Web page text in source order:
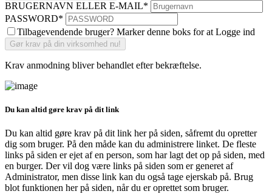
BRUGERNAVN ELLER E-MAIL*
PASSWORD*
Tilbagevendende bruger? Marker denne boks for at Logge ind
Krav anmodning bliver behandlet efter bekræftelse.
Du kan altid gøre krav på dit link
Du kan altid gøre krav på dit link her på siden, såfremt du opretter
dig som bruger. På den måde kan du administrere linket. De fleste
links på siden er ejet af en person, som har lagt det op på siden, med
en burger. Der vil dog være links på siden som er generet af
Administrator, men disse link kan du også tage ejerskab på. Brug
blot funktionen her på siden, når du er oprettet som bruger.